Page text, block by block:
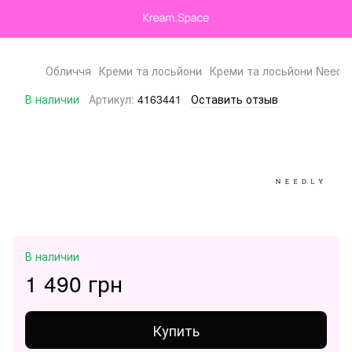
Обличчя Креми та лосьйони Креми та лосьйони Needly
В наличии
Артикул: 4163441 Оставить отзыв
В наличии
1 490 грн
Купить